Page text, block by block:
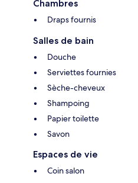
Chambres
Draps fournis
Salles de bain
Douche
Serviettes fournies
Sèche-cheveux
Shampoing
Papier toilette
Savon
Espaces de vie
Coin salon